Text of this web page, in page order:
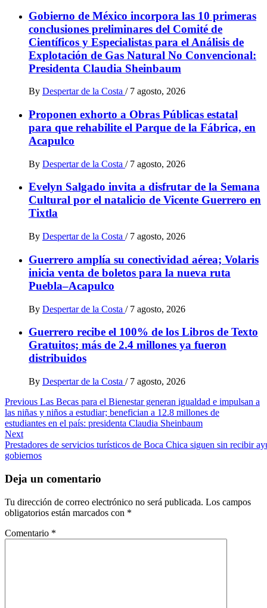
Gobierno de México incorpora las 10 primeras
conclusiones preliminares del Comité de
Científicos y Especialistas para el Análisis de
Explotación de Gas Natural No Convencional:
Presidenta Claudia Sheinbaum
By Despertar de la Costa / 7 agosto, 2026
Proponen exhorto a Obras Públicas estatal
para que rehabilite el Parque de la Fábrica, en
Acapulco
By Despertar de la Costa / 7 agosto, 2026
Evelyn Salgado invita a disfrutar de la Semana
Cultural por el natalicio de Vicente Guerrero en
Tixtla
By Despertar de la Costa / 7 agosto, 2026
Guerrero amplía su conectividad aérea; Volaris
inicia venta de boletos para la nueva ruta
Puebla–Acapulco
By Despertar de la Costa / 7 agosto, 2026
Guerrero recibe el 100% de los Libros de Texto
Gratuitos; más de 2.4 millones ya fueron
distribuidos
By Despertar de la Costa / 7 agosto, 2026
Post
navigation
Previous Las Becas para el Bienestar generan igualdad e impulsan a
las niñas y niños a estudiar; benefician a 12.8 millones de
estudiantes en el país: presidenta Claudia Sheinbaum
Next
Prestadores de servicios turísticos de Boca Chica siguen sin recibir
gobiernos
Deja un comentario
Tu dirección de correo electrónico no será publicada. Los campos
obligatorios están marcados con *
Comentario *